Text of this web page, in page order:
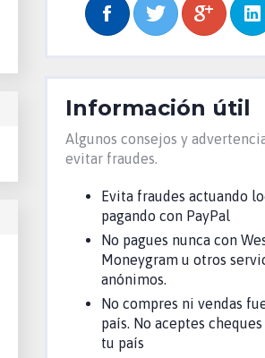
Información útil
Algunos consejos y
evitar fraudes.
Evita fraudes actuando
pagando con PayPal
No pagues nunca con
Moneygram u otros
anónimos.
No compres ni vendas
país. No aceptes
tu país